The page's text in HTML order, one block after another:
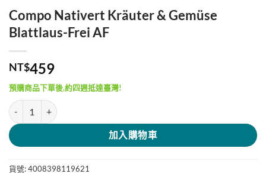
Compo Nativert Kräuter & Gemüse
Blattlaus-Frei AF
NT$459
預購商品下單後,約四週抵達臺灣!
Compo Nativert Kräuter & Gemüse Blattlaus-Frei AF 數量
加入購物車
貨號:4008398119621